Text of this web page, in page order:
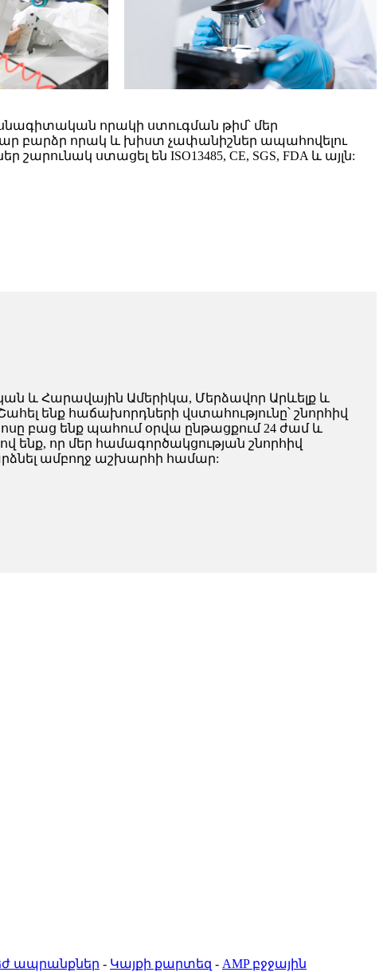
որակի ստուգման թիմ՝ մեր
բարձր որակ և խիստ չափանիշներ ապահովելու
ստացել են ISO13485, CE, SGS, FDA և այլն:
և Հարավային Ամերիկա, Մերձավոր Արևելք և
ենք հաճախորդների վստահությունը՝ շնորհիվ
բաց ենք պահում օրվա ընթացքում 24 ժամ և
ենք, որ մեր համագործակցության շնորհիվ
ամբողջ աշխարհի համար:
ապրանքներ - Կայքի քարտեզ - AMP բջջային